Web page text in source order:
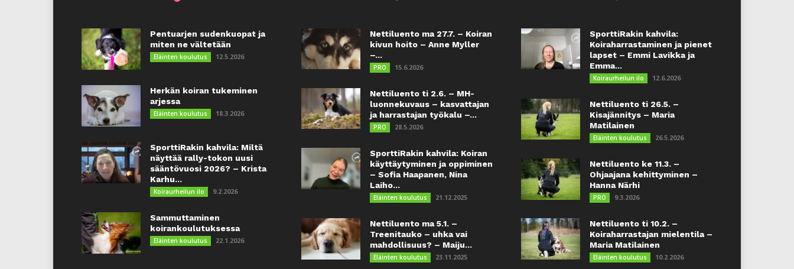
Pentuarjen sudenkuopat ja
miten ne vältetään
Eläinten koulutus 12.5.2026
Herkän koiran tukeminen
arjessa
Eläinten koulutus 18.3.2026
SporttiRakin kahvila: Miltä
näyttää rally-tokon uusi
sääntövuosi 2026? – Krista
Karhu...
Koiraurheilun ilo 9.2.2026
Sammuttaminen
koirankoulutuksessa
Eläinten koulutus 22.1.2026
Nettiluento ma 27.7. – Koiran
kivun hoito – Anne Myller
–...
PRO 15.6.2026
Nettiluento ti 2.6. – MH-
luonnekuvaus – kasvattajan
ja harrastajan työkalu –...
PRO 28.5.2026
SporttiRakin kahvila: Koiran
käyttäytyminen ja oppiminen
– Sofia Haapanen, Nina
Laiho...
Eläinten koulutus 21.12.2025
Nettiluento ma 5.1. –
Treenitauko – uhka vai
mahdollisuus? – Maiju...
Eläinten koulutus 23.11.2025
SporttiRakin kahvila:
Koiraharrastaminen ja pienet
lapset – Emmi Lavikka ja
Emma...
Koiraurheilun ilo 12.6.2026
Nettiluento ti 26.5. –
Kisajännitys – Maria
Matilainen
Eläinten koulutus 26.5.2026
Nettiluento ke 11.3. –
Ohjaajana kehittyminen –
Hanna Närhi
PRO 9.3.2026
Nettiluento ti 10.2. –
Koiraharrastajan mielentila –
Maria Matilainen
Eläinten koulutus 10.2.2026